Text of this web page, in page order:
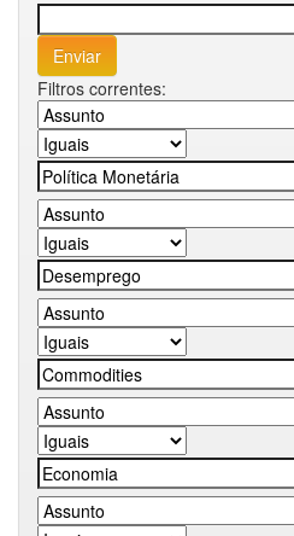
Filtros correntes: